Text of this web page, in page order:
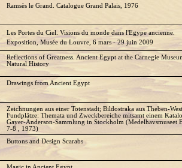
Ramsès le Grand. Catalogue Grand Palais, 1976
Les Portes du Ciel. Visions du monde dans l'Egype ancienne.
Exposition, Musée du Louvre, 6 mars - 29 juin 2009
Reflections of Greatness. Ancient Egypt at the Carnegie
Natural History
Drawings from Ancient Egypt
Zeichnungen aus einer Totenstadt; Bildostraka aus Theben-
Fundplätze: Themata und Zweckbereiche mitsamt einem
Gayer-Anderson-Sammlung in Stockholm (Medelhavsmuseet
7-8 , 1973)
Buttons and Design Scarabs